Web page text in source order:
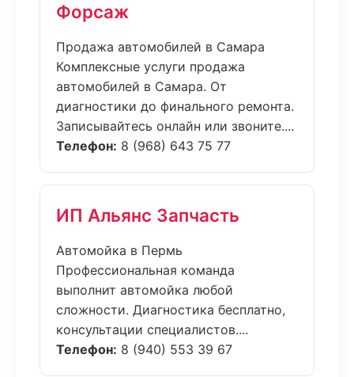
Форсаж
Продажа автомобилей в Самара
Комплексные услуги продажа
автомобилей в Самара. От
диагностики до финального ремонта.
Записывайтесь онлайн или звоните....
Телефон: 8 (968) 643 75 77
ИП Альянс Запчасть
Автомойка в Пермь
Профессиональная команда
выполнит автомойка любой
сложности. Диагностика бесплатно,
консультации специалистов....
Телефон: 8 (940) 553 39 67